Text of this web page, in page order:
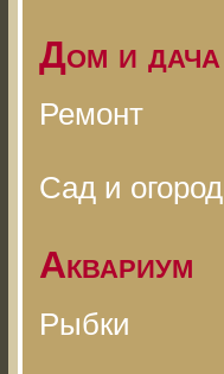
Дом и дача
Ремонт
Сад и огород
Аквариум
Рыбки